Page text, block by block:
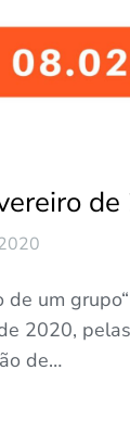
de um
2020,
de…